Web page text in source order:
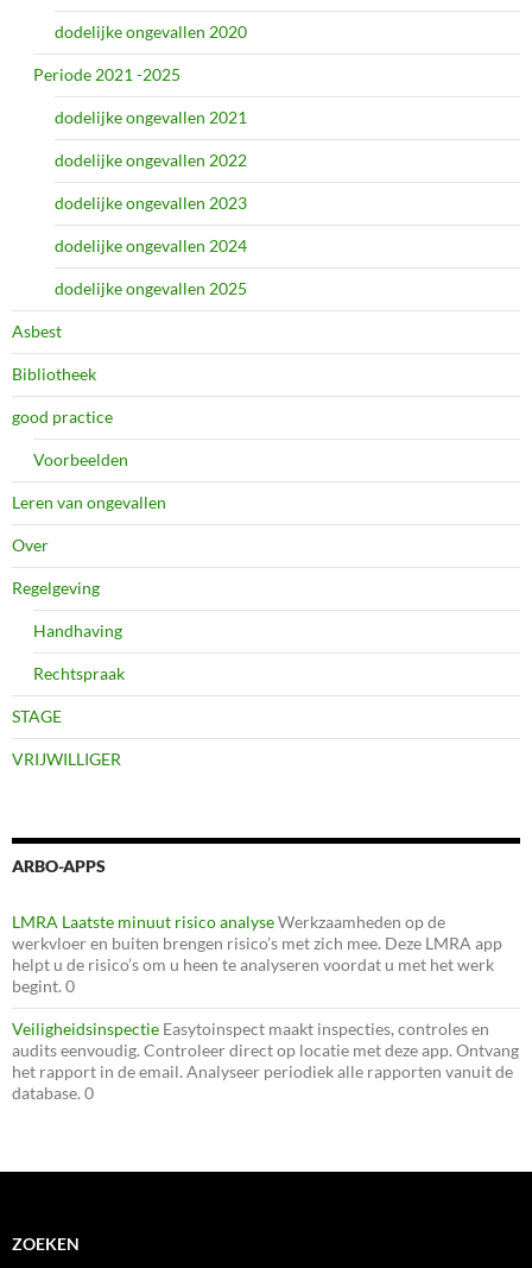
dodelijke ongevallen 2020
Periode 2021 -2025
dodelijke ongevallen 2021
dodelijke ongevallen 2022
dodelijke ongevallen 2023
dodelijke ongevallen 2024
dodelijke ongevallen 2025
Asbest
Bibliotheek
good practice
Voorbeelden
Leren van ongevallen
Over
Regelgeving
Handhaving
Rechtspraak
STAGE
VRIJWILLIGER
ARBO-APPS
LMRA Laatste minuut risico analyseWerkzaamheden op de
werkvloer en buiten brengen risico’s met zich mee. Deze LMRA app
helpt u de risico’s om u heen te analyseren voordat u met het werk
begint. 0
Veiligheidsinspectie Easytoinspect maakt inspecties, controles en
audits eenvoudig. Controleer direct op locatie met deze app. Ontvang
het rapport in de email. Analyseer periodiek alle rapporten vanuit de
database. 0
ZOEKEN